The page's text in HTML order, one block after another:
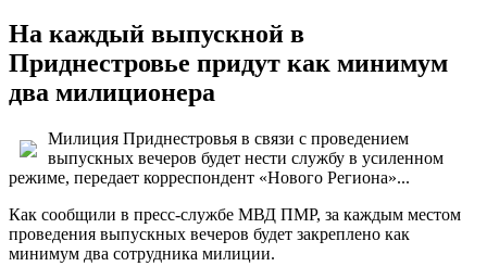
На каждый выпускной в
Приднестровье придут как минимум
два милиционера
Милиция Приднестровья в связи с проведением
выпускных вечеров будет нести службу в усиленном
режиме, передает корреспондент «Нового Региона»...
Как сообщили в пресс-службе МВД ПМР, за каждым местом
проведения выпускных вечеров будет закреплено как
минимум два сотрудника милиции.